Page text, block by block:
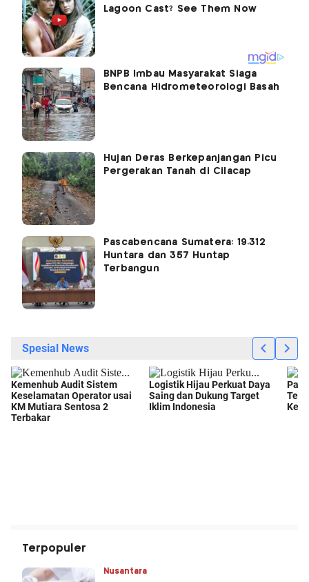
BNPB Imbau Masyarakat Siaga
Bencana Hidrometeorologi Basah
Hujan Deras Berkepanjangan Picu
Pergerakan Tanah di Cilacap
Pascabencana Sumatera: 19.312
Huntara dan 357 Huntap
Terbangun
Terpopuler
Nusantara